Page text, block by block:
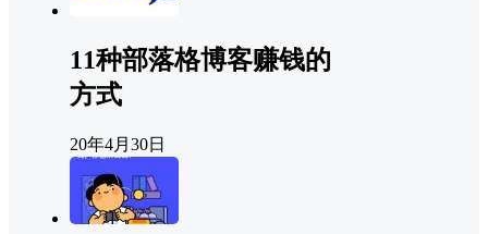
11种部落格博客赚钱的
方式
20年4月30日